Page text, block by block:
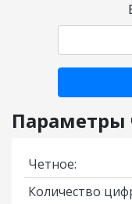
Параметры
Четное:
Количество